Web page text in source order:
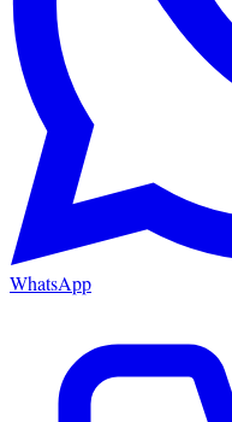
WhatsApp